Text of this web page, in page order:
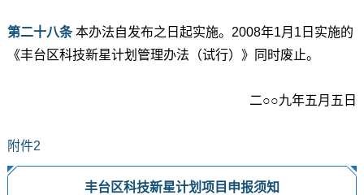
第二十八条本办法自发布之日起实施。2008年1月1日实施的
《丰台区科技新星计划管理办法（试行）》同时废止。
二○○九年五月五日
附件2
丰台区科技新星计划项目申报须知